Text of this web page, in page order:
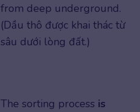
from deep underground.
(Dầu thô được khai thác từ
sâu dưới lòng đất.)
The sorting process is